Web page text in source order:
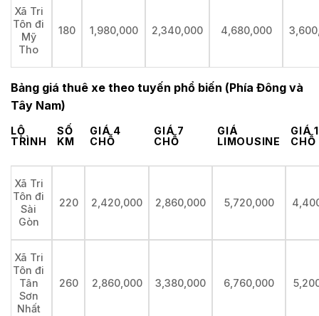
Xã Tri
Tôn đi
Mỹ
Tho
180 1,980,000 2,340,000 4,680,000
Bảng giá thuê xe theo tuyến phổ biến (Phía Đông và
Tây Nam)
LỘ
TRÌNH
SỐ
KM
GIÁ 4
CHỖ
GIÁ 7
CHỖ
GIÁ
LIMOUSINE
GIÁ
CHỖ
Xã Tri
Tôn đi
Sài
Gòn
220 2,420,000 2,860,000 5,720,000
Xã Tri
Tôn đi
Tân
Sơn
Nhất
260 2,860,000 3,380,000 6,760,000